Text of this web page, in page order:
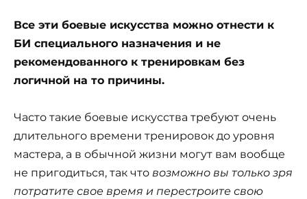
Все эти боевые искусства можно отнести к
БИ специального назначения и не
рекомендованного к тренировкам без
логичной на то причины.
Часто такие боевые искусства требуют очень
длительного времени тренировок до уровня
мастера, а в обычной жизни могут вам вообще
не пригодиться, так что возможно вы только зря
потратите свое время и перестроите свою